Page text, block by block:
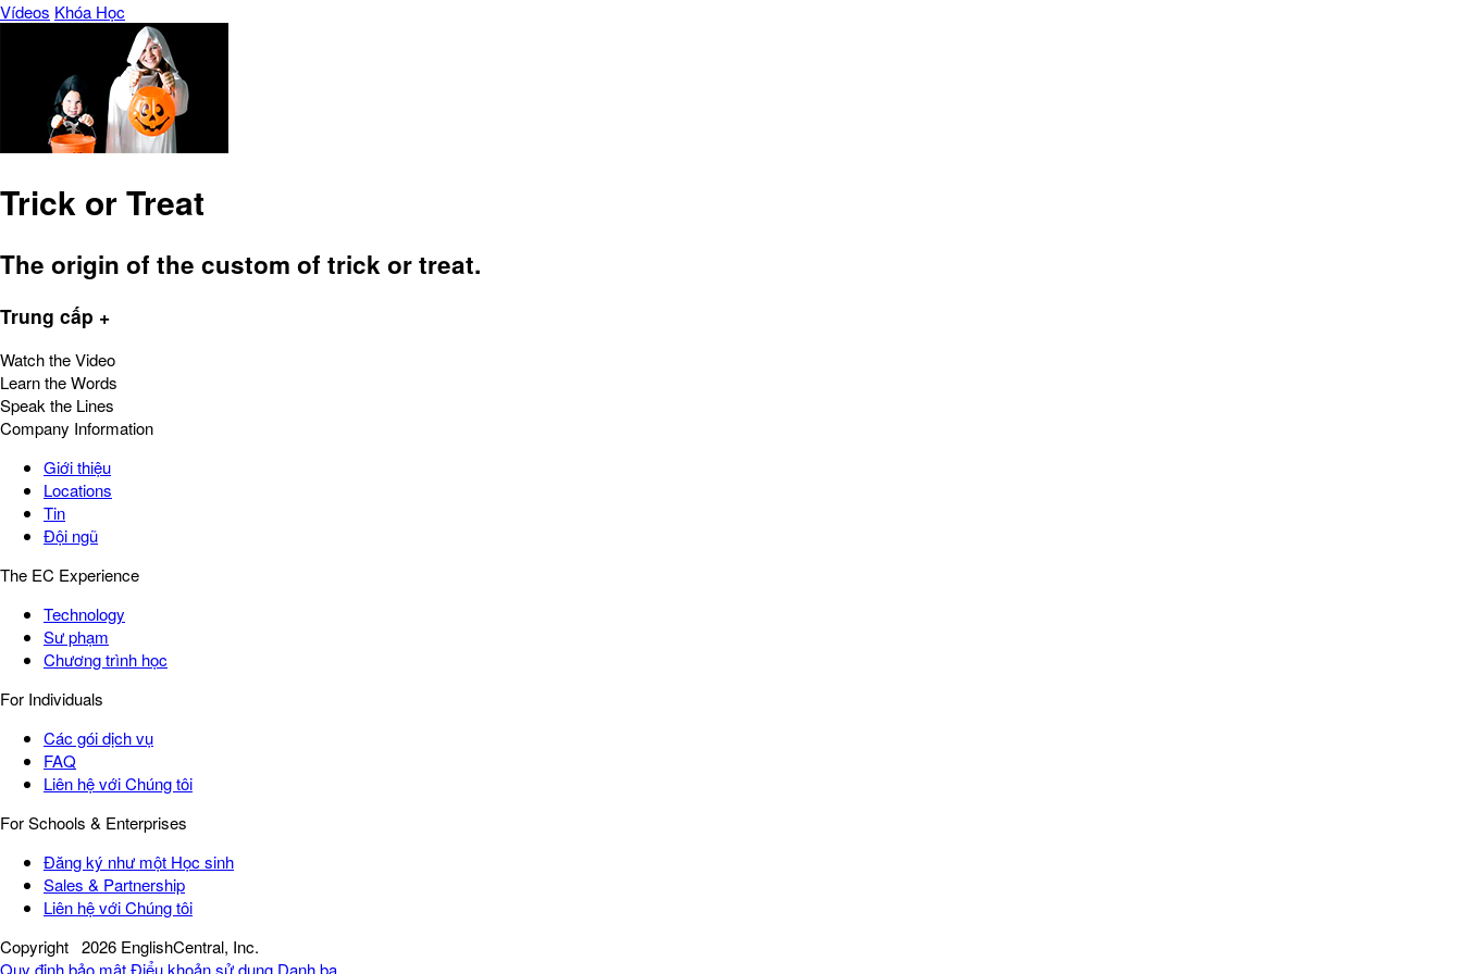
Vídeos Khóa Học
Trick or Treat
The origin of the custom of trick or treat.
Trung cấp +
Watch the Video
Learn the Words
Speak the Lines
Company Information
Giới thiệu
Locations
Tin
Đội ngũ
The EC Experience
Technology
Sư phạm
Chương trình học
For Individuals
Các gói dịch vụ
FAQ
Liên hệ với Chúng tôi
For Schools & Enterprises
Đăng ký như một Học sinh
Sales & Partnership
Liên hệ với Chúng tôi
Copyright 2026 EnglishCentral, Inc.